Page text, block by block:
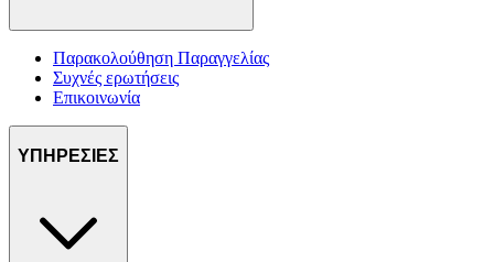
Παρακολούθηση Παραγγελίας
Συχνές ερωτήσεις
Επικοινωνία
ΥΠΗΡΕΣΙΕΣ